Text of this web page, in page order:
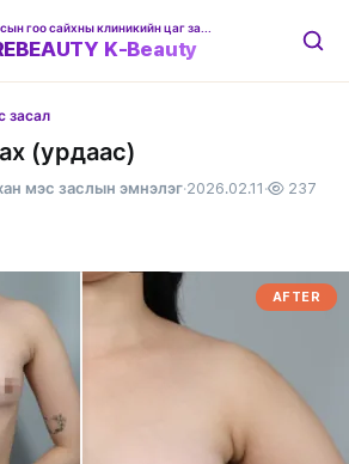
K-Beauty
засал
(урдаас)
мэс заслын эмнэлэг·2026.02.11 · 237
AFTER